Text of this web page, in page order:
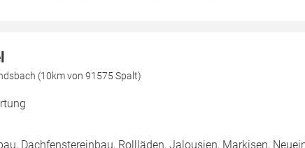
(10km von 91575 Spalt)
Dachfenstereinbau, Rollläden, Jalousien, Markisen,